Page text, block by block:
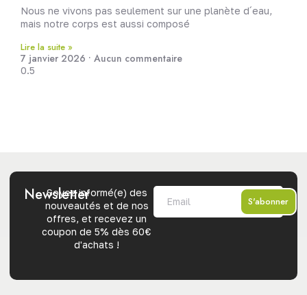
Nous ne vivons pas seulement sur une planète d´eau,
mais notre corps est aussi composé
Lire la suite »
7 janvier 2026 Aucun commentaire
Newsletter
Soyez informé(e) des
nouveautés et de nos
offres, et recevez un
coupon de 5% dès 60€
d'achats !
S'abonner